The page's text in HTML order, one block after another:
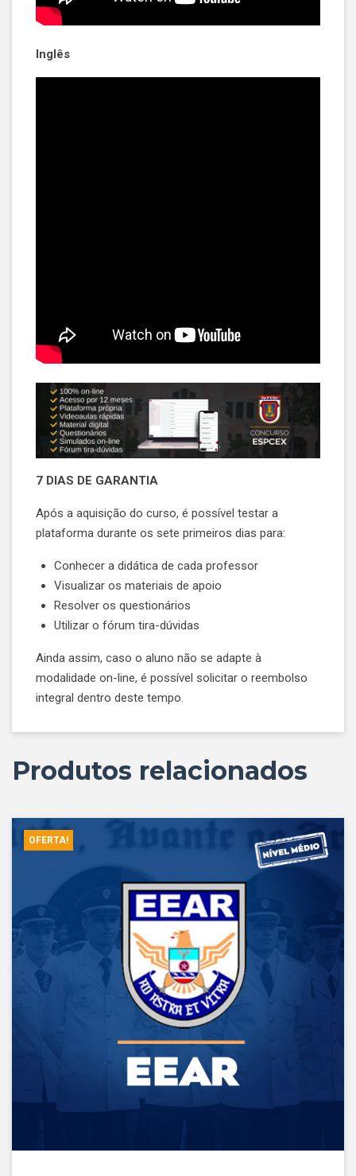
Inglês
7 DIAS DE GARANTIA
Após a aquisição do curso, é possível testar a
plataforma durante os sete primeiros dias para:
Conhecer a didática de cada professor
Visualizar os materiais de apoio
Resolver os questionários
Utilizar o fórum tira-dúvidas
Ainda assim, caso o aluno não se adapte à
modalidade on-line, é possível solicitar o reembolso
integral dentro deste tempo.
Produtos relacionados
OFERTA!